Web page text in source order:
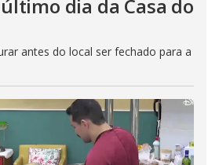
dia da Casa do
antes do local ser fechado para a